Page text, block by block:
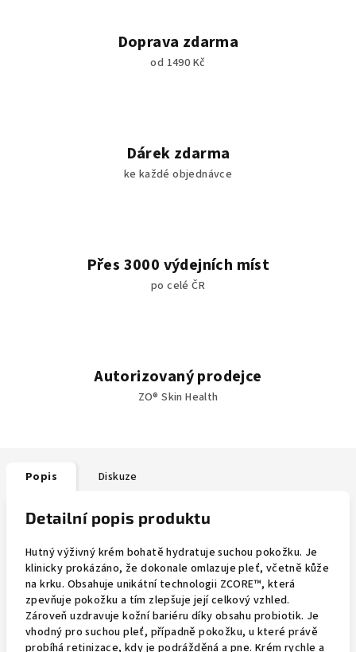
Doprava zdarma
od 1490 Kč
Dárek zdarma
ke každé objednávce
Přes 3000 výdejních míst
po celé ČR
Autorizovaný prodejce
ZO® Skin Health
Popis Diskuze
Detailní popis produktu
Hutný výživný krém bohatě hydratuje suchou pokožku. Je
klinicky prokázáno, že dokonale omlazuje pleť, včetně kůže
na krku. Obsahuje unikátní technologii ZCORE™, která
zpevňuje pokožku a tím zlepšuje její celkový vzhled.
Zároveň uzdravuje kožní bariéru díky obsahu probiotik. Je
vhodný pro suchou pleť, případně pokožku, u které právě
probíhá retinizace, kdy je podrážděná a pne. Krém rychle a